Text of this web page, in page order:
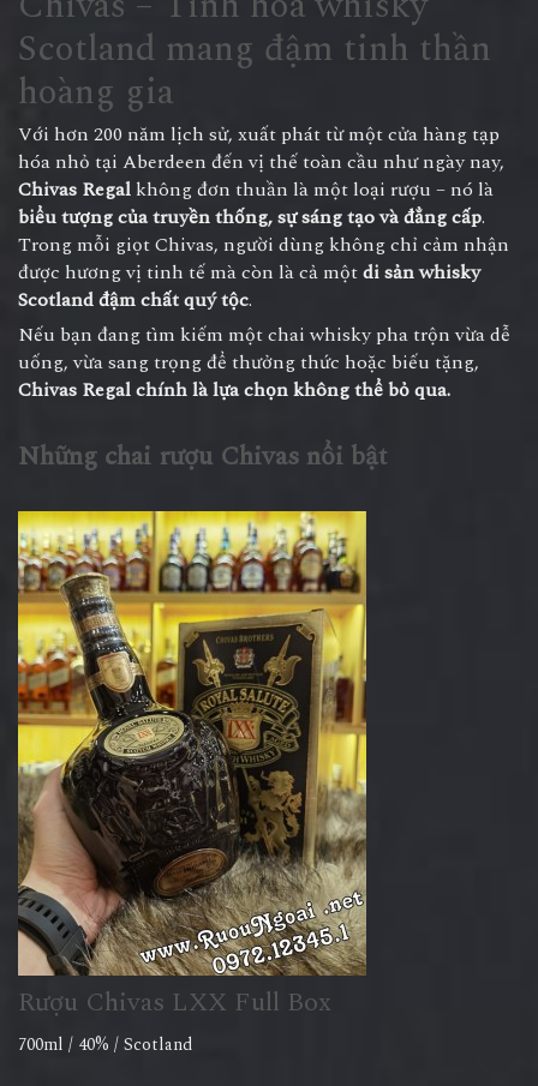
Scotland mang đậm tinh thần
hoàng gia
Với hơn 200 năm lịch sử, xuất phát từ một cửa hàng tạp
hóa nhỏ tại Aberdeen đến vị thế toàn cầu như ngày nay,
Chivas Regal không đơn thuần là một loại rượu – nó là
biểu tượng của truyền thống, sự sáng tạo và đẳng cấp.
Trong mỗi giọt Chivas, người dùng không chỉ cảm nhận
được hương vị tinh tế mà còn là cả mộtdi sản whisky
Scotland đậm chất quý tộc.
Nếu bạn đang tìm kiếm một chai whisky pha trộn vừa dễ
uống, vừa sang trọng để thưởng thức hoặc biếu tặng,
Chivas Regal chính là lựa chọn không thể bỏ qua.
Những chai rượu Chivas nổi bật
Rượu Chivas LXX Full Box
700ml / 40% / Scotland